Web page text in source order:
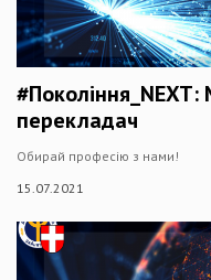
перекладач
Обирай професію з нами!
15.07.2021